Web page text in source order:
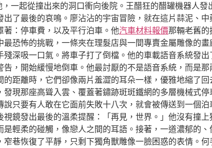
一起從撞出來的洞口衝向後院。王醋狂的醋罐機器人
出了最後的哀鳴。廖沾沾的宇宙冒險，就在這片蒜泥、
著：停車費，以及平行泊車。他汽車材料報價那輛老舊的
最恐怖的挑戰，一條夾在理髮店與一間專賣金屬雕像的
殘深吸一口氣。將車子打了倒檔。他的車載語音系統發
告，開始緩慢地倒車。他最討厭的不是語音系統，而是
的距離時，它們卻像兩片羞澀的耳朵一樣，優雅地縮了
發現那座高聳入雲、覆蓋著鏽跡斑斑鐵網的多層機械式
說只要有人敢在它面前失敗十八次，就會被傳送到一個
視鏡發出最後的溫柔提醒：「再見，世界。」他沒有撞
是輕柔的碰觸，像戀人之間的耳語。接著，一道濃郁的
窄巷恢復了平靜，只剩下獨角獸雕像一臉困惑的表情。